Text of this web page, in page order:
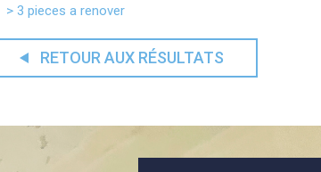
3 pieces a renover
RETOUR AUX RÉSULTATS